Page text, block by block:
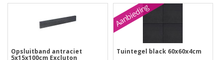
Opsluitband antraciet
5x15x100cm Excluton
Aanbieding
Tuintegel black 60x60x4cm